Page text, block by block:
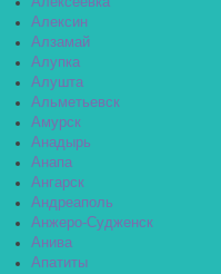
Алексин
Алзамай
Алупка
Алушта
Альметьевск
Амурск
Анадырь
Анапа
Ангарск
Андреаполь
Анжеро-Судженск
Анива
Апатиты